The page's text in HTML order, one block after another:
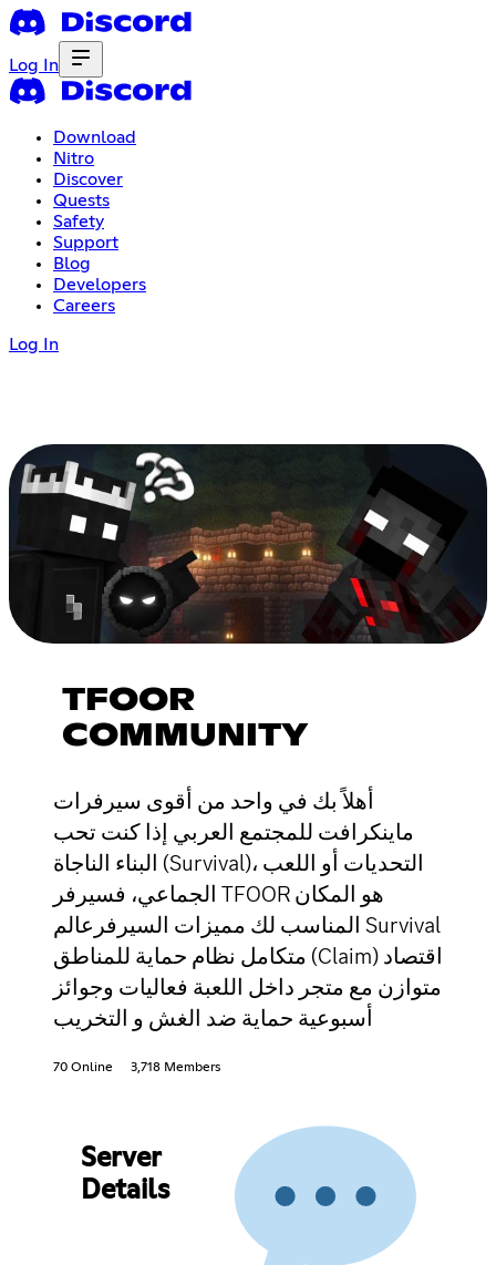
Log In
Download
Nitro
Discover
Quests
Safety
Support
Blog
Developers
Careers
Log In
TFOOR
COMMUNITY
أهلاً بك في واحد من أقوى سيرفرات
ماينكرافت للمجتمع العربي إذا كنت تحب
البناء الناجاة (Survival)، التحديات أو اللعب
الجماعي، فسيرفر TFOOR هو المكان
المناسب لك مميزات السيرفرعالم Survival
متكامل نظام حماية للمناطق (Claim) اقتصاد
متوازن مع متجر داخل اللعبة فعاليات وجوائز
أسبوعية حماية ضد الغش و التخريب
70 Online 3,718 Members
Server
Details